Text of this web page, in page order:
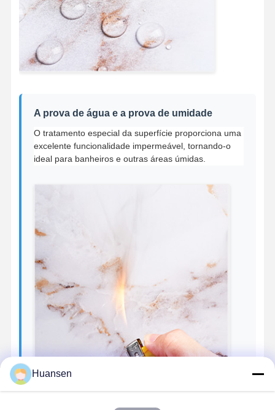
A prova de água e a prova de umidade
O tratamento especial da superfície proporciona uma
excelente funcionalidade impermeável, tornando-o
ideal para banheiros e outras áreas úmidas.
Huansen